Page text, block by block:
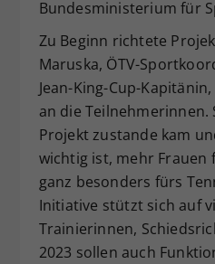
Bundesministerium für
Zu Beginn richtete
Maruska, ÖTV-
Jean-King-Cup-
an die Teilnehmerinnen.
Projekt zustande kam
wichtig ist, mehr Frauen
ganz besonders fürs
Initiative stützt sich auf
Trainierinnen,
2023 sollen auch